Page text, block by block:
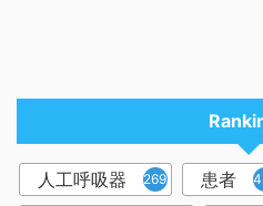
人工呼吸器 2698 患者